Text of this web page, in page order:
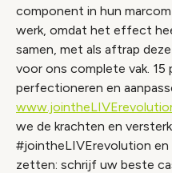
component in hun
werk, omdat het effect
samen, met als aftrap
voor ons complete vak. 15
perfectioneren en
we de krachten en
#jointheLIVErevolution
zetten: schrijf uw beste